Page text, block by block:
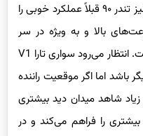
و کارکرد نرمی را داشت. از نظر سواری نیز تندر ۹۰ قبلاً عملکرد خوبی را
بالا و به ویژه در سر
پیچ‌ها با اما و اگرهایی همراه بوده است. انتظار می‌رود سواری تارا V1
باشد اما اگر موقعیت راننده
به احتمال زیاد شاهد میدان دید بیشتری
را فراهم می‌کند و در